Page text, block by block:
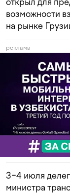
возможности
на рынке
реклама
3−4 июля
министра